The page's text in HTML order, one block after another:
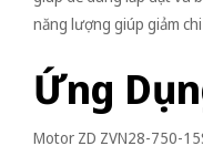
năng lượng giúp giảm
Ứng
Motor ZD ZVN28-750-